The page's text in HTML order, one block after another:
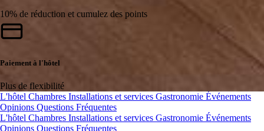
10% de réduction et cumulez des points
Paiement à l'hôtel
Plus de flexibilité
L'hôtel Chambres Installations et services Gastronomie Événements
Opinions Questions Fréquentes
L'hôtel Chambres Installations et services Gastronomie Événements
Opinions Questions Fréquentes